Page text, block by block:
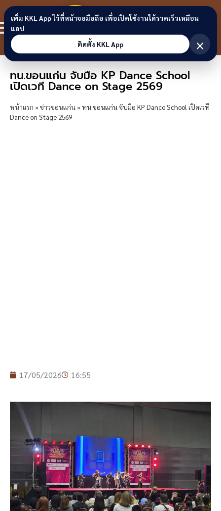
Skip to content
ขอนแก่น
ลิงก์
ทน.ขอนแก่น จับมือ KP Dance School
เปิดเวที Dance on Stage 2569
หน้าแรก »ข่าวขอนแก่น» ทน.ขอนแก่น จับมือ KP Dance School เปิดเวที
Dance on Stage 2569
17/05/2026 16:55
เพิ่ม KKL App ไว้ที่หน้าจอมือถือ เพื่อเปิดใช้งานได้รวดเร็วเหมือน
แอป
ติดตั้ง KKL App
×